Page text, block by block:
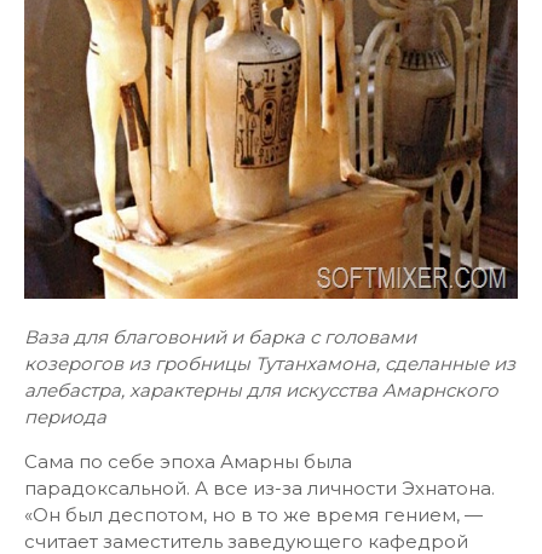
Ваза для благовоний и барка с головами
козерогов из гробницы Тутанхамона, сделанные из
алебастра, характерны для искусства Амарнского
периода
Сама по себе эпоха Амарны была
парадоксальной. А все из-за личности Эхнатона.
«Он был деспотом, но в то же время гением, —
считает заместитель заведующего кафедрой